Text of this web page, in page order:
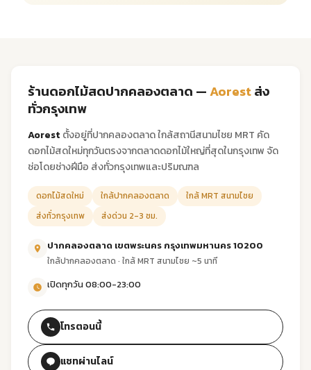
ร้านดอกไม้สดปากคลองตลาด —Aorestส่ง
ทั่วกรุงเทพ
Aorest ตั้งอยู่ที่ปากคลองตลาด ใกล้สถานีสนามไชย MRT คัด
ดอกไม้สดใหม่ทุกวันตรงจากตลาดดอกไม้ใหญ่ที่สุดในกรุงเทพ จัด
ช่อโดยช่างฝีมือ ส่งทั่วกรุงเทพและปริมณฑล
ดอกไม้สดใหม่ ใกล้ปากคลองตลาด
ใกล้ MRT สนามไชย
ส่งทั่วกรุงเทพ
ส่งด่วน 2-3 ชม.
ปากคลองตลาด เขตพระนคร กรุงเทพมหานคร 10200
ใกล้ปากคลองตลาด · ใกล้ MRT สนามไชย ~5 นาที
เปิดทุกวัน 08:00-23:00
โทรตอนนี้
แชทผ่านไลน์